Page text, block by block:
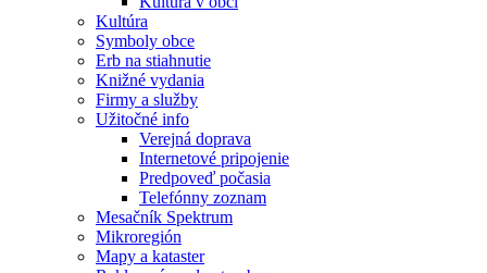
Kultúra
Symboly obce
Erb na stiahnutie
Knižné vydania
Firmy a služby
Užitočné info
Verejná doprava
Internetové pripojenie
Predpoveď počasia
Telefónny zoznam
Mesačník Spektrum
Mikroregión
Mapy a kataster